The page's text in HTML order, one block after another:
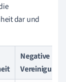
dar und
Negative